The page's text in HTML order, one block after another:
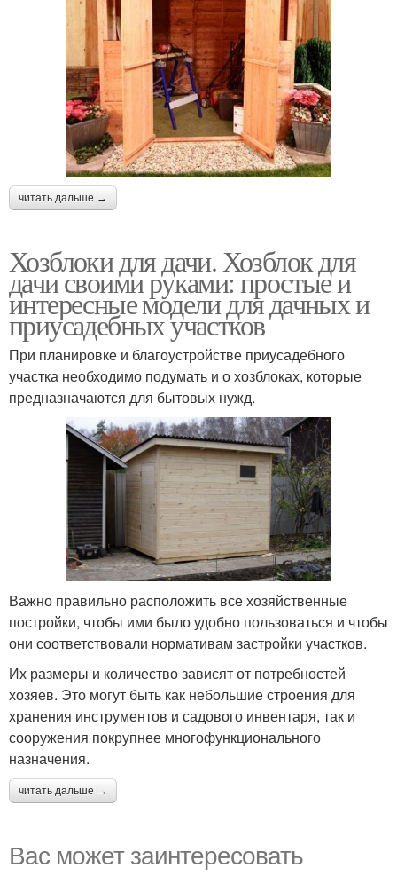
читать дальше →
Хозблоки для дачи. Хозблок для
дачи своими руками: простые и
интересные модели для дачных и
приусадебных участков
При планировке и благоустройстве приусадебного
участка необходимо подумать и о хозблоках, которые
предназначаются для бытовых нужд.
Важно правильно расположить все хозяйственные
постройки, чтобы ими было удобно пользоваться и чтобы
они соответствовали нормативам застройки участков.
Их размеры и количество зависят от потребностей
хозяев. Это могут быть как небольшие строения для
хранения инструментов и садового инвентаря, так и
сооружения покрупнее многофункционального
назначения.
читать дальше →
Вас может заинтересовать